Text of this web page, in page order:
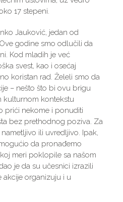
17 stepeni.
Jauković, jedan od
godine smo odlučili da
Kod mladih je već
svest, kao i osećaj
koristan rad. Želeli smo da
– nešto što bi ovu brigu
kulturnom kontekstu
prići nekome i ponuditi
bez prethodnog poziva. Za
ili uvredljivo. Ipak,
da pronađemo
meri poklopile sa našom
je da su učesnici izrazili
akcije organizuju i u